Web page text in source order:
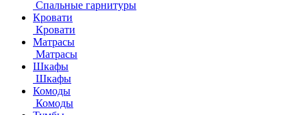
Спальные гарнитуры
Кровати
Кровати
Матрасы
Матрасы
Шкафы
Шкафы
Комоды
Комоды